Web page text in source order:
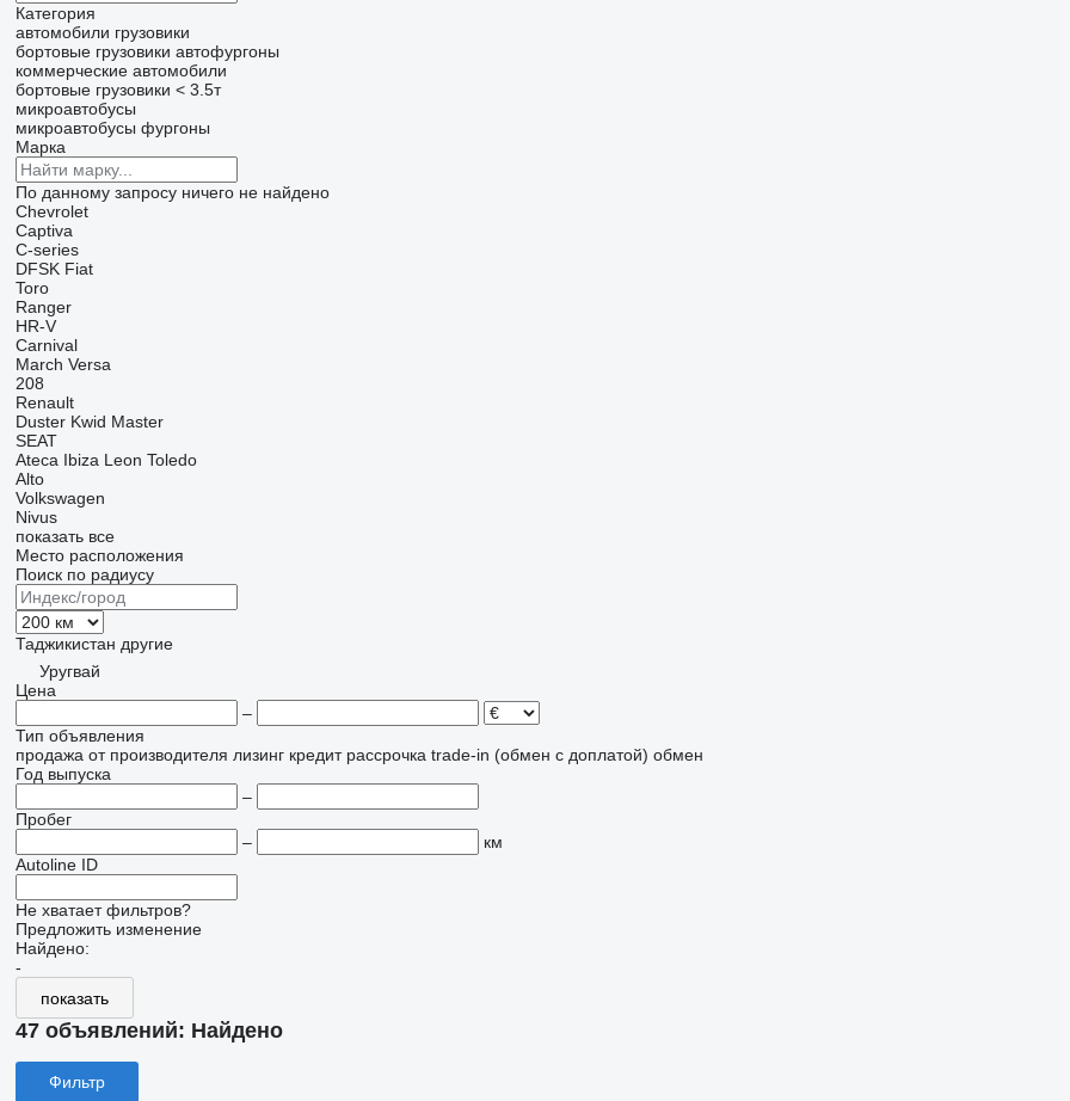
Категория
автомобили грузовики
бортовые грузовики автофургоны
коммерческие автомобили
бортовые грузовики < 3.5т
микроавтобусы
микроавтобусы фургоны
Марка
По данному запросу ничего не найдено
Chevrolet
Captiva
C-series
DFSK Fiat
Toro
Ranger
HR-V
Carnival
March Versa
208
Renault
Duster Kwid Master
SEAT
Ateca Ibiza Leon Toledo
Alto
Volkswagen
Nivus
показать все
Место расположения
Поиск по радиусу
Таджикистан другие
Уругвай
Цена
–
Тип объявления
продажа от производителя лизинг кредит рассрочка trade-in (обмен с доплатой) обмен
Год выпуска
–
Пробег
–
км
Autoline ID
Не хватает фильтров?
Предложить изменение
Найдено:
-
показать
47 объявлений: Найдено
Фильтр